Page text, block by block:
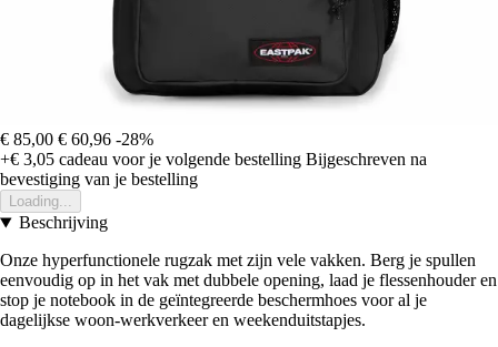
€ 85,00 € 60,96 -28%
+€ 3,05 cadeau voor je volgende bestelling Bijgeschreven na
bevestiging van je bestelling
Loading...
Beschrijving
Onze hyperfunctionele rugzak met zijn vele vakken. Berg je spullen
eenvoudig op in het vak met dubbele opening, laad je flessenhouder en
stop je notebook in de geïntegreerde beschermhoes voor al je
dagelijkse woon-werkverkeer en weekenduitstapjes.